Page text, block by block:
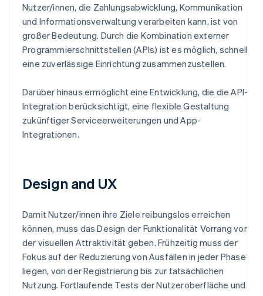
Nutzer/innen, die Zahlungsabwicklung, Kommunikation
und Informationsverwaltung verarbeiten kann, ist von
großer Bedeutung. Durch die Kombination externer
Programmierschnittstellen (APIs) ist es möglich, schnell
eine zuverlässige Einrichtung zusammenzustellen.
Darüber hinaus ermöglicht eine Entwicklung, die die API-
Integration berücksichtigt, eine flexible Gestaltung
zukünftiger Serviceerweiterungen und App-
Integrationen.
Design and UX
Damit Nutzer/innen ihre Ziele reibungslos erreichen
können, muss das Design der Funktionalität Vorrang vor
der visuellen Attraktivität geben. Frühzeitig muss der
Fokus auf der Reduzierung von Ausfällen in jeder Phase
liegen, von der Registrierung bis zur tatsächlichen
Nutzung. Fortlaufende Tests der Nutzeroberfläche und